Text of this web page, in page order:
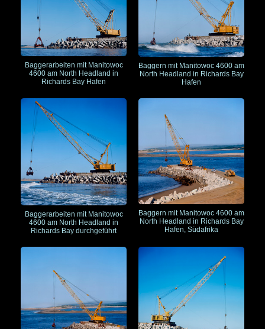
Baggerarbeiten mit Manitowoc
4600 am North Headland in
Richards Bay Hafen
Baggern mit Manitowoc 4600 am
North Headland in Richards Bay
Hafen
Baggerarbeiten mit Manitowoc
4600 am North Headland in
Richards Bay durchgeführt
Baggern mit Manitowoc 4600 am
North Headland in Richards Bay
Hafen, Südafrika